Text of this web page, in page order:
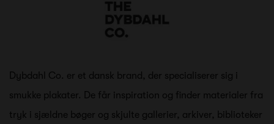
Dybdahl Co. er et dansk brand, der specialiserer sig i
smukke plakater. De får inspiration og finder materialer fra
tryk i sjældne bøger og skjulte gallerier, arkiver, biblioteker